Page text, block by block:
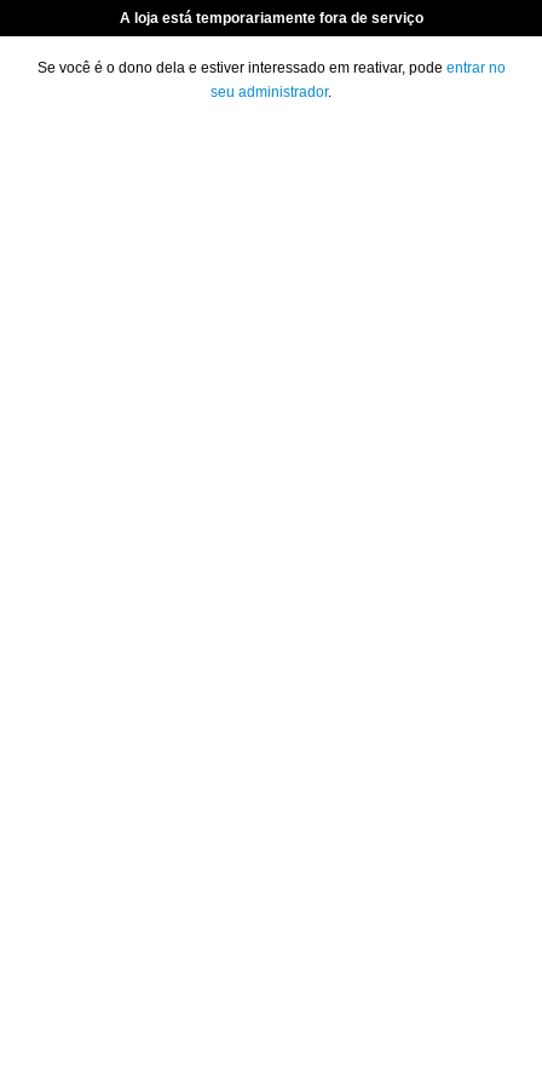
A loja está temporariamente fora de serviço
Se você é o dono dela e estiver interessado em reativar, pode entrar no
seu administrador.